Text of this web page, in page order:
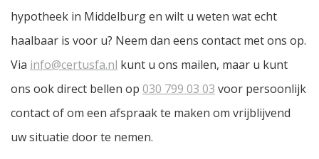
hypotheek in Middelburg en wilt u weten wat echt
haalbaar is voor u? Neem dan eens contact met ons op.
Via info@certusfa.nl kunt u ons mailen, maar u kunt
ons ook direct bellen op 030 799 03 03 voor persoonlijk
contact of om een afspraak te maken om vrijblijvend
uw situatie door te nemen.